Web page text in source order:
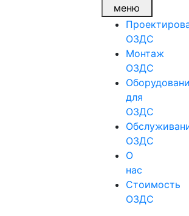
меню
ОЗДС
Монтаж
ОЗДС
для
ОЗДС
ОЗДС
О
нас
Стоимость
ОЗДС